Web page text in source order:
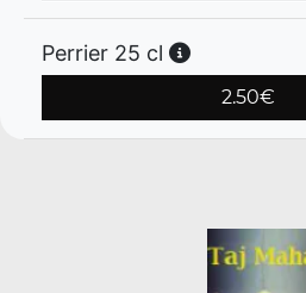
Perrier 25 cl
2.50€